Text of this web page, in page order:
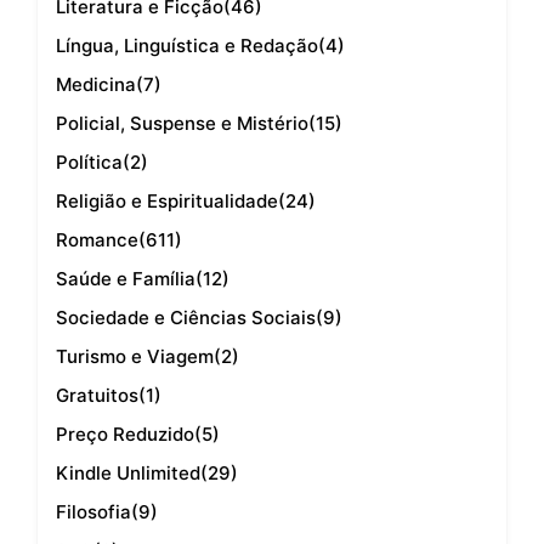
Literatura e Ficção(46)
Língua, Linguística e Redação(4)
Medicina(7)
Policial, Suspense e Mistério(15)
Política(2)
Religião e Espiritualidade(24)
Romance(611)
Saúde e Família(12)
Sociedade e Ciências Sociais(9)
Turismo e Viagem(2)
Gratuitos(1)
Preço Reduzido(5)
Kindle Unlimited(29)
Filosofia(9)